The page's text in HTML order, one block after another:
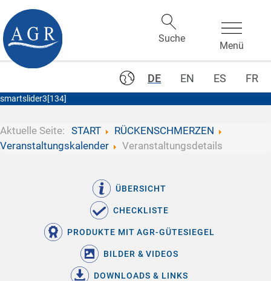
DE EN ES FR
smartslider3[134]
Aktuelle Seite: START
RÜCKENSCHMERZEN
Veranstaltungskalender
Veranstaltungsdetails
ÜBERSICHT
CHECKLISTE
PRODUKTE MIT AGR-GÜTESIEGEL
BILDER & VIDEOS
DOWNLOADS & LINKS